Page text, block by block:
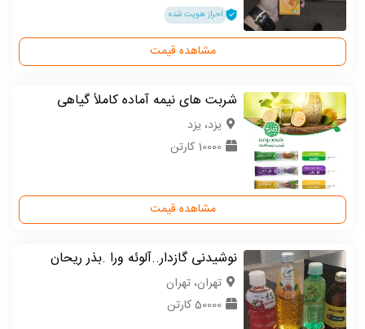
احراز هویت شده
مشاهده قیمت
شربت های نیمه آماده کاملاً گیاهی
یزد، یزد
10000 کارتن
مشاهده قیمت
نوشیدنی گازدار..آلوئه ورا .بذر ریحان
تهران، تهران
50000 کارتن